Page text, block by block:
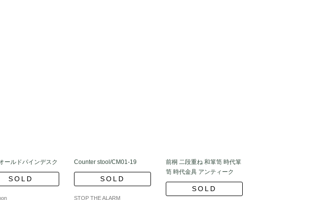
ルドパインデスク
SOLD
Counter stool/CM01-19
SOLD
STOP THE ALARM
前桐 二段重ね 和箪笥 時代箪
笥 時代金具 アンティーク
SOLD